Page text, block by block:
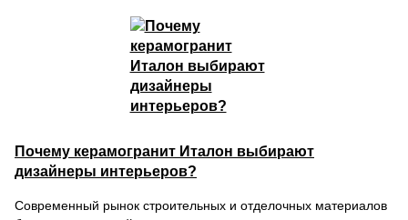
Почему керамогранит Италон выбирают
дизайнеры интерьеров?
Современный рынок строительных и отделочных материалов